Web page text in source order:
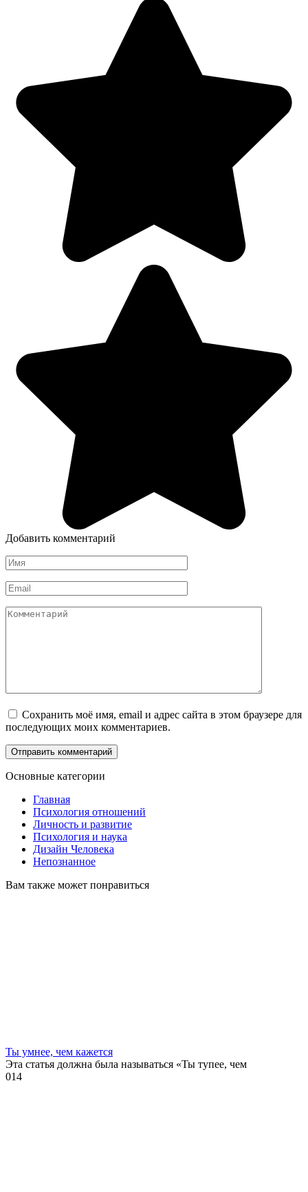
Добавить комментарий
Имя
*
Email
*
Комментарий
Сохранить моё имя, email и адрес сайта в этом браузере для
последующих моих комментариев.
Основные категории
Главная
Психология отношений
Личность и развитие
Психология и наука
Дизайн Человека
Непознанное
Вам также может понравиться
Ты умнее, чем кажется
Эта статья должна была называться «Ты тупее, чем
014